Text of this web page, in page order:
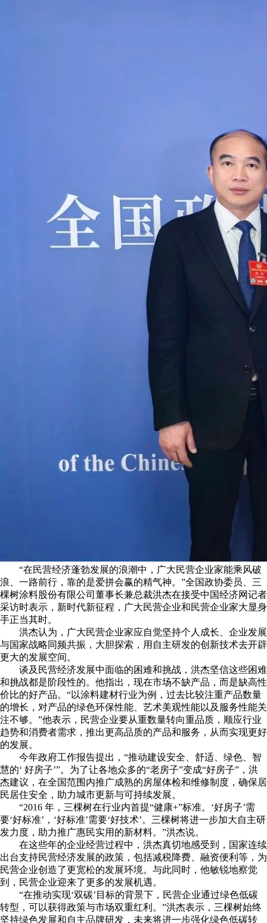
“在民营经济蓬勃发展的浪潮中，广大民营企业家能乘风破
浪、一路前行，靠的是爱拼会赢的精气神。”全国政协委员、三
棵树涂料股份有限公司董事长兼总裁洪杰在接受中国经济网记者
采访时表示，新时代新征程，广大民营企业和民营企业家大显身
手正当其时。
洪杰认为，广大民营企业家应自觉坚持个人成长、企业发展
与国家战略同频共振，大胆探索，用自主研发的创新技术去开辟
更大的发展空间。
谈及民营经济发展中面临的困难和挑战，洪杰坚信这些困难
和挑战都是阶段性的。他指出，现在市场不缺产品，而是缺高性
价比的好产品。“以涂料建材行业为例，过去比较注重产品数量
的增长，对产品的绿色环保性能、艺术美观性能以及服务性能关
注不够。”他表示，民营企业要从重数量转向重品质，顺应行业
趋势和消费者需求，推出更高品质的产品和服务，从而实现更好
的发展。
今年政府工作报告提出，“推动建设安全、舒适、绿色、智
慧的‘ 好房子’”。为了让各地众多的“老房子”变成“好房子”，洪
杰建议，在全国范围内推广成熟的房屋体检和维修制度，确保居
民居住安全，助力城市更新与可持续发展。
“2016 年，三棵树在行业内首提“健康+”标准。‘好房子’需
要‘好标准’，‘好标准’需要‘好技术’。三棵树将进一步加大自主研
发力度，助力推广惠民实用的新材料。”洪杰说。
在这些年的企业经营过程中，洪杰真切地感受到，国家连续
出台支持民营经济发展的政策，包括减税降费、融资便利等，为
民营企业创造了更宽松的发展环境。与此同时，他敏锐地察觉
到，民营企业迎来了更多的发展机遇。
“在推动实现‘双碳’目标的背景下，民营企业通过绿色低碳
转型，可以获得政策与市场双重红利。”洪杰表示，三棵树始终
坚持绿色发展和自主品牌研发，未来将进一步强化绿色低碳转